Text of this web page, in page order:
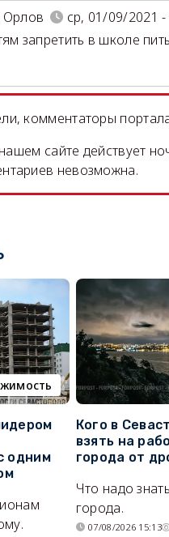
Орлов
ср, 01/09/2021 -
запретить в школе
комментаторы
сайте действует
невозможна.
одним
Кого в
взять на
города от
Что надо
города.
07/08/2026 15:13